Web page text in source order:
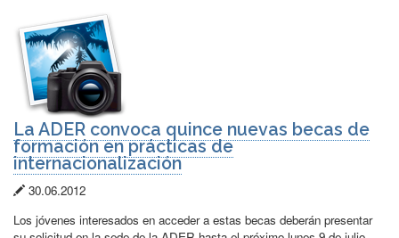
La ADER convoca quince nuevas becas de
formación en prácticas de
internacionalización
Fecha
de
30.06.2012
Los jóvenes interesados en acceder a estas becas deberán presentar